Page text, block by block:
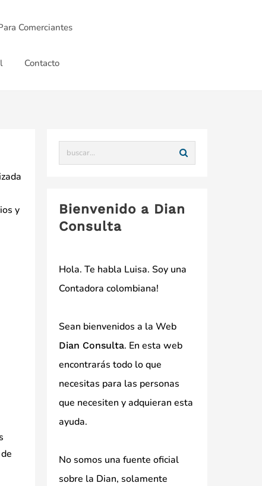
Comerciantes
Contacto
y
Bienvenido a Dian
Consulta
Hola. Te habla Luisa. Soy una
Contadora colombiana!
Sean bienvenidos a la Web
Dian Consulta. En esta web
encontrarás todo lo que
necesitas para las personas
que necesiten y adquieran esta
ayuda.
No somos una fuente oficial
sobre la Dian, solamente